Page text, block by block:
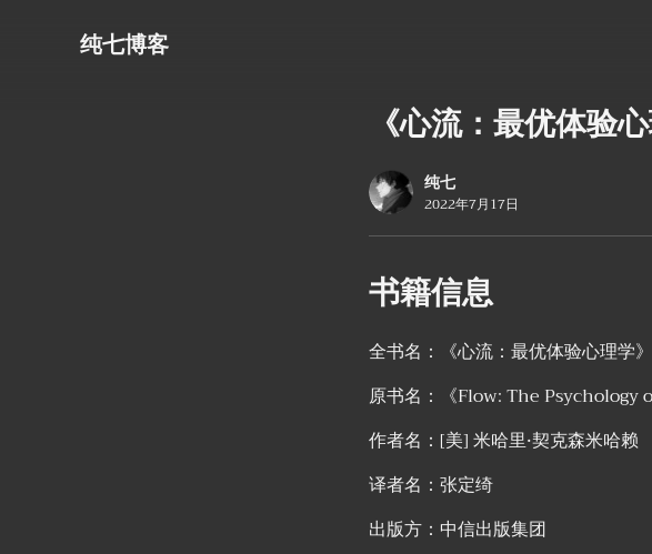
纯七博客
《心流：最优体验
纯七
2022年7月17日
书籍信息
全书名：《心流：最优体验心理学》
原书名：《Flow: The Psychology
作者名：[美] 米哈里·契克森米哈赖
译者名：张定绮
出版方：中信出版集团